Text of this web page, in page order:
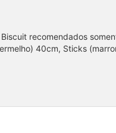
recomendados
40cm, Sticks